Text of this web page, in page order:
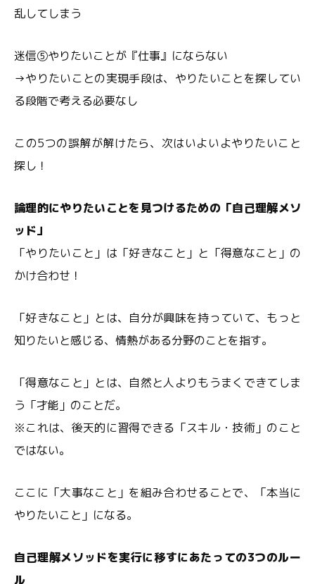
乱してしまう
迷信⑤やりたいことが『仕事』にならない
→やりたいことの実現手段は、やりたいことを探してい
る段階で考える必要なし
この5つの誤解が解けたら、次はいよいよやりたいこと
探し！
論理的にやりたいことを見つけるための「自己理解メソ
ッド」
「やりたいこと」は「好きなこと」と「得意なこと」の
かけ合わせ！
「好きなこと」とは、自分が興味を持っていて、もっと
知りたいと感じる、情熱がある分野のことを指す。
「得意なこと」とは、自然と人よりもうまくできてしま
う「才能」のことだ。
※これは、後天的に習得できる「スキル・技術」のこと
ではない。
ここに「大事なこと」を組み合わせることで、「本当に
やりたいこと」になる。
自己理解メソッドを実行に移すにあたっての3つのルー
ル